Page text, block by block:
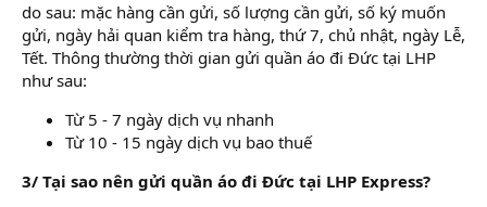
do sau: mặc hàng cần gửi, số lượng cần gửi, số ký muốn
gửi, ngày hải quan kiểm tra hàng, thứ 7, chủ nhật, ngày Lễ,
Tết. Thông thường thời gian gửi quần áo đi Đức tại LHP
như sau:
Từ 5 - 7 ngày dịch vụ nhanh
Từ 10 - 15 ngày dịch vụ bao thuế
3/ Tại sao nên gửi quần áo đi Đức tại LHP Express?